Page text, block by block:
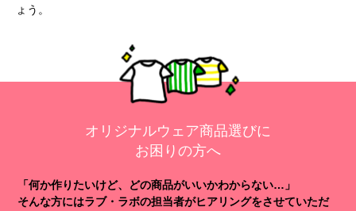
ょう。
オリジナルウェア商品選びに
お困りの方へ
「何か作りたいけど、どの商品がいいかわからない…」
そんな方にはラブ・ラボの担当者がヒアリングをさせていただ